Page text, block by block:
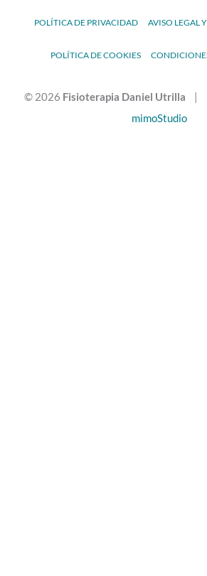
POLÍTICA DE PRIVACIDAD AVISO LEGAL
POLÍTICA DE COOKIES
© 2026 Fisioterapia Daniel Utrilla |
mimoStudio